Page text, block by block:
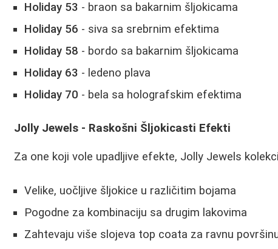
Holiday 53 - braon sa bakarnim šljokicama
Holiday 56 - siva sa srebrnim efektima
Holiday 58 - bordo sa bakarnim šljokicama
Holiday 63 - ledeno plava
Holiday 70 - bela sa holografskim efektima
Jolly Jewels - Raskošni Šljokicasti Efekti
Za one koji vole upadljive efekte, Jolly Jewels
Velike, uočljive šljokice u različitim bojama
Pogodne za kombinaciju sa drugim lakovima
Zahtevaju više slojeva top coata za ravnu